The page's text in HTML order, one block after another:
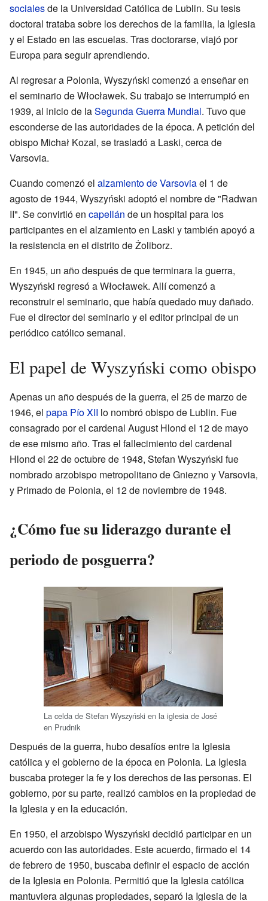
socialesde la Universidad Católica de Lublin. Su tesis
doctoral trataba sobre los derechos de la familia, la Iglesia
y el Estado en las escuelas. Tras doctorarse, viajó por
Europa para seguir aprendiendo.
Al regresar a Polonia, Wyszyński comenzó a enseñar en
el seminario de Włocławek. Su trabajo se interrumpió en
1939, al inicio de laSegunda Guerra Mundial. Tuvo que
esconderse de las autoridades de la época. A petición del
obispo Michał Kozal, se trasladó a Laski, cerca de
Varsovia.
Cuando comenzó el alzamiento de Varsoviael 1 de
agosto de 1944, Wyszyński adoptó el nombre de "Radwan
II". Se convirtió en capellán de un hospital para los
participantes en el alzamiento en Laski y también apoyó a
la resistencia en el distrito de Żoliborz.
En 1945, un año después de que terminara la guerra,
Wyszyński regresó a Włocławek. Allí comenzó a
reconstruir el seminario, que había quedado muy dañado.
Fue el director del seminario y el editor principal de un
periódico católico semanal.
El papel de Wyszyński como obispo
Apenas un año después de la guerra, el 25 de marzo de
1946, el papa Pío XII lo nombró obispo de Lublin. Fue
consagrado por el cardenal August Hlond el 12 de mayo
de ese mismo año. Tras el fallecimiento del cardenal
Hlond el 22 de octubre de 1948, Stefan Wyszyński fue
nombrado arzobispo metropolitano de Gniezno y Varsovia,
y Primado de Polonia, el 12 de noviembre de 1948.
¿Cómo fue su liderazgo durante el
periodo de posguerra?
La celda de Stefan Wyszyński en la iglesia de José
en Prudnik
Después de la guerra, hubo desafíos entre la Iglesia
católica y el gobierno de la época en Polonia. La Iglesia
buscaba proteger la fe y los derechos de las personas. El
gobierno, por su parte, realizó cambios en la propiedad de
la Iglesia y en la educación.
En 1950, el arzobispo Wyszyński decidió participar en un
acuerdo con las autoridades. Este acuerdo, firmado el 14
de febrero de 1950, buscaba definir el espacio de acción
de la Iglesia en Polonia. Permitió que la Iglesia católica
mantuviera algunas propiedades, separó la Iglesia de la